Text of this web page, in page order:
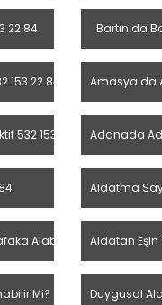
22 84 Bartın da
22 84 Amasya da
532 153 22 84 Adanada
Aldatma
Alabilir Mi? Aldatan Eşin
Mi? Duygusal